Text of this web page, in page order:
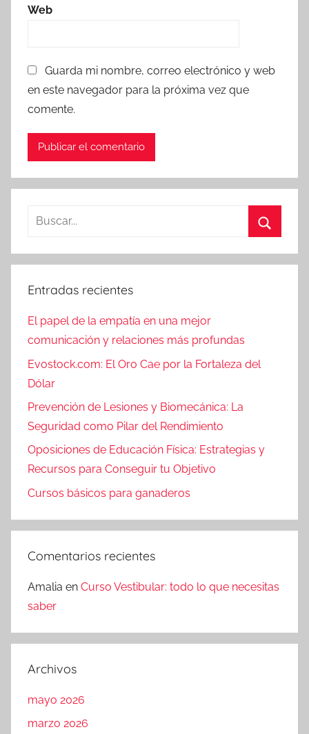
Web
Guarda mi nombre, correo electrónico y web
en este navegador para la próxima vez que
comente.
Entradas recientes
El papel de la empatía en una mejor
comunicación y relaciones más profundas
Evostock.com: El Oro Cae por la Fortaleza del
Dólar
Prevención de Lesiones y Biomecánica: La
Seguridad como Pilar del Rendimiento
Oposiciones de Educación Física: Estrategias y
Recursos para Conseguir tu Objetivo
Cursos básicos para ganaderos
Comentarios recientes
Amalia en Curso Vestibular: todo lo que necesitas
saber
Archivos
mayo 2026
marzo 2026